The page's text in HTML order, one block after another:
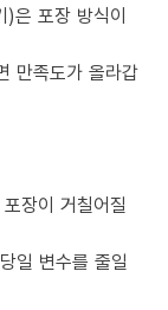
은 포장 방식이
만족도가 올라갑
장이 거칠어질
일 변수를 줄일